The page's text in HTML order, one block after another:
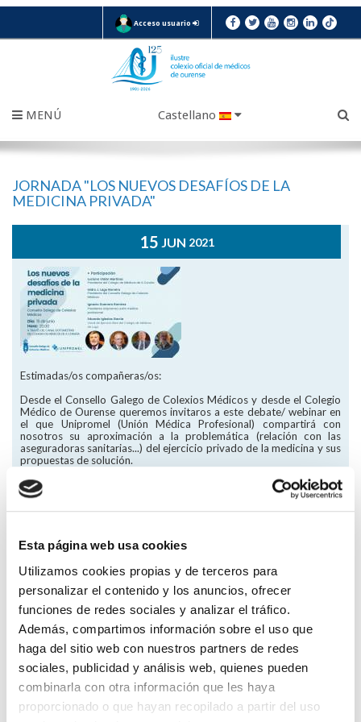
Esta página web usa cookies
Utilizamos cookies propias y de terceros para
personalizar el contenido y los anuncios, ofrecer
funciones de redes sociales y analizar el tráfico.
Además, compartimos información sobre el uso que
haga del sitio web con nuestros partners de redes
sociales, publicidad y análisis web, quienes pueden
combinarla con otra información que les haya
proporcionado o que hayan recopilado a partir del uso
Acceso usuario
MENÚ Castellano
JORNADA "LOS NUEVOS DESAFÍOS DE LA
MEDICINA PRIVADA"
15 JUN 2021
Estimadas/os compañeras/os:
Desde el Consello Galego de Colexios Médicos y desde el Colegio
Médico de Ourense queremos invitaros a este debate/ webinar en
el que Unipromel (Unión Médica Profesional) compartirá con
nosotros su aproximación a la problemática (relación con las
aseguradoras sanitarias...) del ejercicio privado de la medicina y sus
propuestas de solución.
Agradeciendo vuestra presencia, recibid un cordial saludo.
Vocalía de Medicina Privada y Presidencia Colegio Médico Ourense
INSCRIPCIÓN A LA JORNADA
Volver
Compartir en:
FORMACIÓN
Calendario de eventos